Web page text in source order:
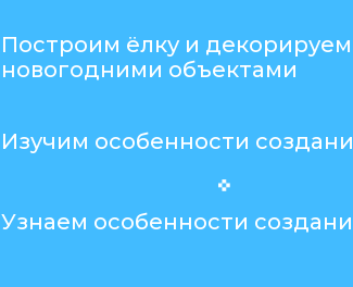
Построим ёлку и
новогодними объектами
Изучим особенности
Узнаем особенности